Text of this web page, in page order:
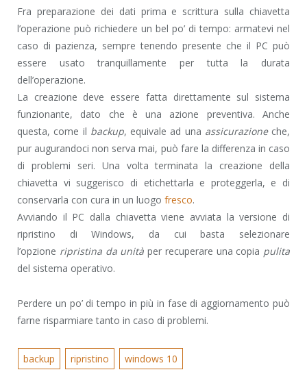
Fra preparazione dei dati prima e scrittura sulla chiavetta
l’operazione può richiedere un bel po’ di tempo: armatevi nel
caso di pazienza, sempre tenendo presente che il PC può
essere usato tranquillamente per tutta la durata
dell’operazione.
La creazione deve essere fatta direttamente sul sistema
funzionante, dato che è una azione preventiva. Anche
questa, come il backup, equivale ad una assicurazioneche,
pur augurandoci non serva mai, può fare la differenza in caso
di problemi seri. Una volta terminata la creazione della
chiavetta vi suggerisco di etichettarla e proteggerla, e di
conservarla con cura in un luogo fresco.
Avviando il PC dalla chiavetta viene avviata la versione di
ripristino di Windows, da cui basta selezionare
l’opzione ripristina da unità per recuperare una copia pulita
del sistema operativo.
Perdere un po’ di tempo in più in fase di aggiornamento può
farne risparmiare tanto in caso di problemi.
backup ripristino windows 10